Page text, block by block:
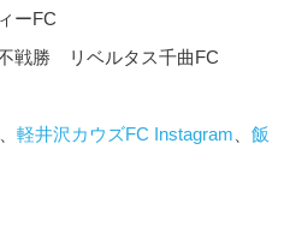
ーFC
戦勝 リベルタス千曲FC
軽井沢カウズFC Instagram
飯